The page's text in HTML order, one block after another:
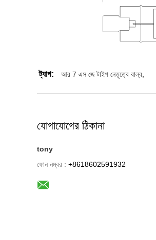
ট্যাগ: আর 7 এস জে টাইপ নেতৃত্বে বাল্ব
যোগাযোগের ঠিকানা
tony
ফোন নম্বর : +8618602591932